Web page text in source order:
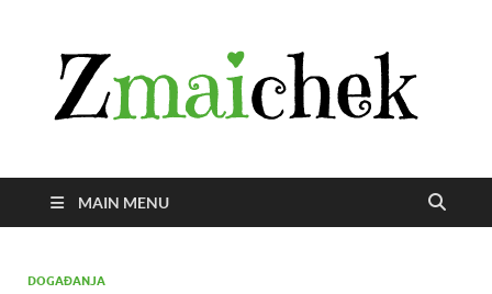
MAIN MENU
DOGAĐANJA